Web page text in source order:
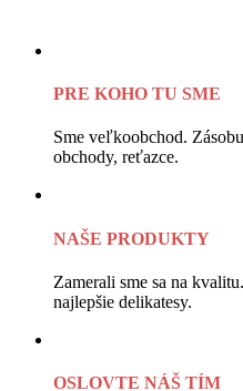
PRE KOHO TU SME
Sme veľkoobchod.
obchody, reťazce.
NAŠE PRODUKTY
Zamerali sme sa na
najlepšie delikatesy.
OSLOVTE NÁŠ TÍM